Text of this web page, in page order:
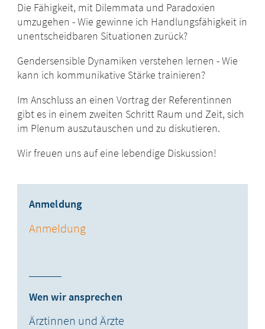
Die Fähigkeit, mit Dilemmata und Paradoxien
umzugehen - Wie gewinne ich Handlungsfähigkeit in
unentscheidbaren Situationen zurück?
Gendersensible Dynamiken verstehen lernen - Wie
kann ich kommunikative Stärke trainieren?
Im Anschluss an einen Vortrag der Referentinnen
gibt es in einem zweiten Schritt Raum und Zeit, sich
im Plenum auszutauschen und zu diskutieren.
Wir freuen uns auf eine lebendige Diskussion!
Anmeldung
Anmeldung
Wen wir ansprechen
Ärztinnen und Ärzte